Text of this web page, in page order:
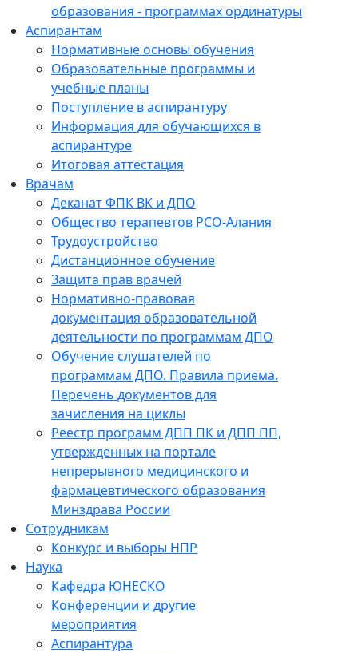
образования - программах ординатуры
Аспирантам
Нормативные основы обучения
Образовательные программы и
учебные планы
Поступление в аспирантуру
Информация для обучающихся в
аспирантуре
Итоговая аттестация
Врачам
Деканат ФПК ВК и ДПО
Общество терапевтов РСО-Алания
Трудоустройство
Дистанционное обучение
Защита прав врачей
Нормативно-правовая
документация образовательной
деятельности по программам ДПО
Обучение слушателей по
программам ДПО. Правила приема.
Перечень документов для
зачисления на циклы
Реестр программ ДПП ПК и ДПП ПП,
утвержденных на портале
непрерывного медицинского и
фармацевтического образования
Минздрава России
Сотрудникам
Конкурс и выборы НПР
Наука
Кафедра ЮНЕСКО
Конференции и другие
мероприятия
Аспирантура